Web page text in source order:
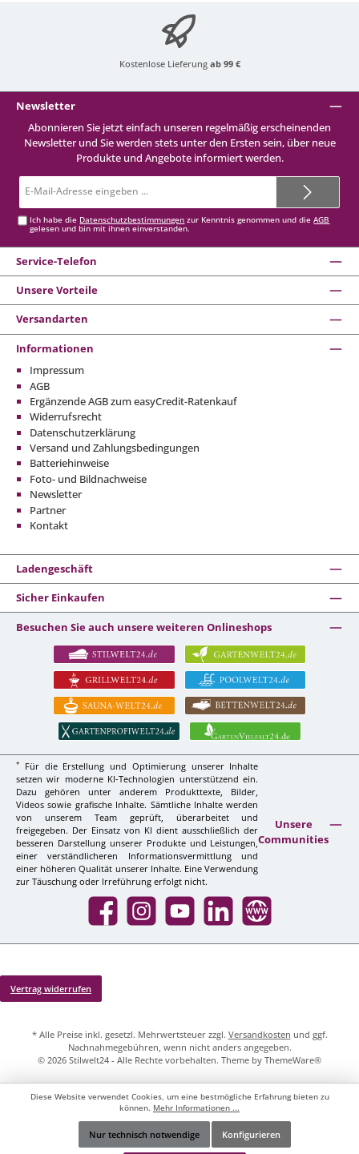
Kostenlose Lieferung ab 99 €
Newsletter
Abonnieren Sie jetzt einfach unseren regelmäßig erscheinenden
Newsletter und Sie werden stets unter den Ersten sein, über neue
Produkte und Angebote informiert werden.
Mail-
Ich habe die Datenschutzbestimmungen zur Kenntnis genommen und dieAGB
gelesen und bin mit ihnen einverstanden.
Service-Telefon
Unsere Vorteile
Versandarten
Informationen
Impressum
AGB
Ergänzende AGB zum easyCredit-Ratenkauf
Widerrufsrecht
Datenschutzerklärung
Versand und Zahlungsbedingungen
Batteriehinweise
Foto- und Bildnachweise
Newsletter
Partner
Kontakt
Ladengeschäft
Sicher Einkaufen
Besuchen Sie auch unsere weiteren Onlineshops
*
Für die Erstellung und Optimierung unserer Inhalte
setzen wir moderne KI-Technologien unterstützend ein.
Dazu gehören unter anderem Produkttexte, Bilder,
Videos sowie grafische Inhalte. Sämtliche Inhalte werden
von unserem Team geprüft, überarbeitet und
freigegeben. Der Einsatz von KI dient ausschließlich der
besseren Darstellung unserer Produkte und Leistungen,
einer verständlicheren Informationsvermittlung und
einer höheren Qualität unserer Inhalte. Eine Verwendung
zur Täuschung oder Irreführung erfolgt nicht.
Unsere
Communities
Facebook InstagramYouTube LinkedIn Website
Vertrag widerrufen
* Alle Preise inkl. gesetzl. Mehrwertsteuer zzgl. Versandkosten und ggf.
Nachnahmegebühren, wenn nicht anders angegeben.
© 2026 Stilwelt24 - Alle Rechte vorbehalten. Theme by ThemeWare®
Werkzeugleiste anzeigen
Diese Website verwendet Cookies, um eine bestmögliche Erfahrung bieten zu
können. Mehr Informationen ...
Nur technisch notwendige Konfigurieren